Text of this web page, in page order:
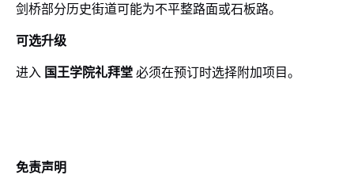
剑桥部分历史街道可能为不平整路面或石板路。
可选升级
进入 国王学院礼拜堂 必须在预订时选择附加项目。
免责声明